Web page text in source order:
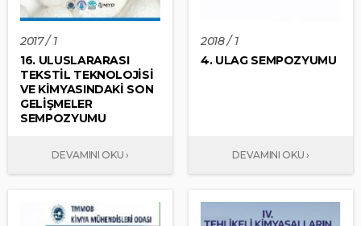
2017 / 1
16. ULUSLARARASI
TEKSTİL TEKNOLOJİSİ
VE KİMYASINDAKİ SON
GELİŞMELER
SEMPOZYUMU
2018 / 1
4. ULAG SEMPOZYUMU